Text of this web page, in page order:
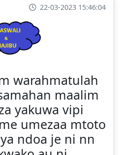
22-03-2023 15:46:04
warahmatulah
maalim
yakuwa vipi
umezaa mtoto
ndoa je ni nn